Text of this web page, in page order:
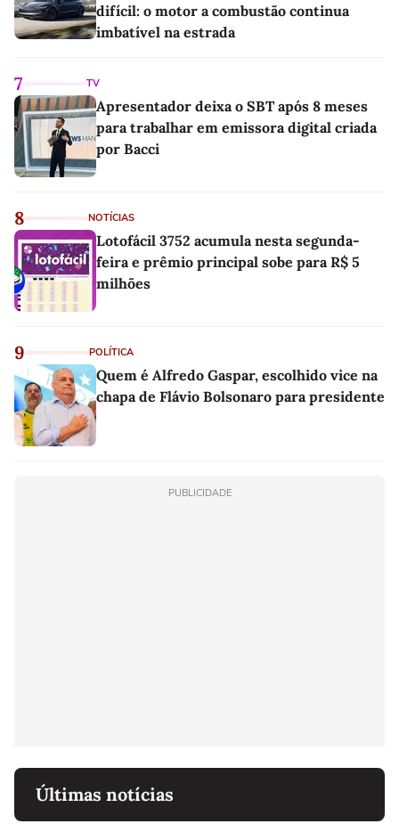
difícil: o motor a combustão continua
imbatível na estrada
7 TV
Apresentador deixa o SBT após 8 meses
para trabalhar em emissora digital criada
por Bacci
8 NOTÍCIAS
Lotofácil 3752 acumula nesta segunda-
feira e prêmio principal sobe para R$ 5
milhões
9 POLÍTICA
Quem é Alfredo Gaspar, escolhido vice na
chapa de Flávio Bolsonaro para presidente
PUBLICIDADE
Últimas notícias